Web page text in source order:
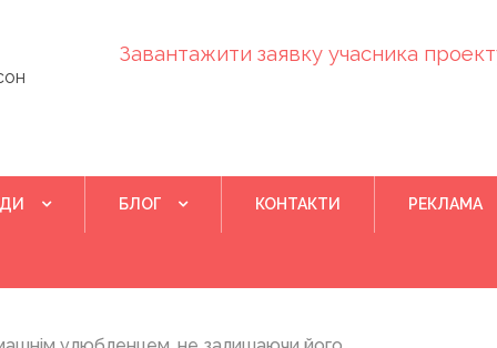
Завантажити заявку учасника
БЛОГ КОНТАКТИ РЕКЛАМА